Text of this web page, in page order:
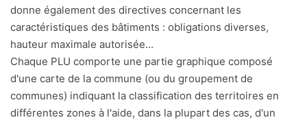
donne également des directives concernant les
caractéristiques des bâtiments : obligations diverses,
hauteur maximale autorisée...
Chaque PLU comporte une partie graphique composé
d'une carte de la commune (ou du groupement de
communes) indiquant la classification des territoires en
différentes zones à l'aide, dans la plupart des cas, d'un